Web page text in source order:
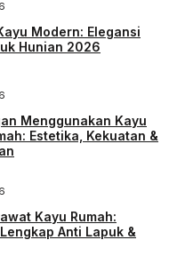
Modern: Elegansi
Hunian 2026
Menggunakan Kayu
Estetika, Kekuatan &
Kayu Rumah:
Anti Lapuk &